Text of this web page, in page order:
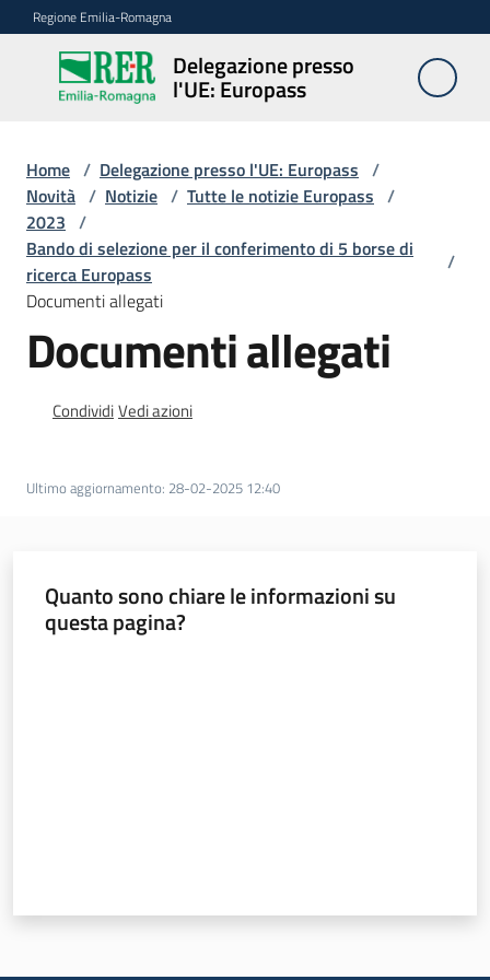
Vai al contenuto
Vai alla navigazione
Vai al footer
Regione Emilia-Romagna
Delegazione presso
l'UE: Europass
Delegazione
presso l'UE:
Novità
Pareri
EFSA
Opportunità
Home / Delegazione presso l'UE: Europass /
Novità / Notizie / Tutte le notizie Europass /
2023 /
Bando di selezione per il conferimento di 5 borse di
ricerca Europass
/
Documenti allegati
Documenti allegati
CondividiVedi azioni
Ultimo aggiornamento: 28-02-2025 12:40
Quanto sono chiare le informazioni su
questa pagina?